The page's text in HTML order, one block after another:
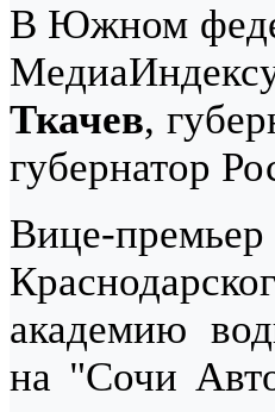
В Южном
Ткачев,
губернатор
Вице-
академию
на "Сочи